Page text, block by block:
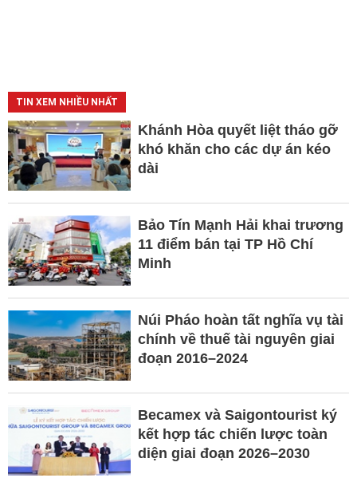
TIN XEM NHIỀU NHẤT
Khánh Hòa quyết liệt tháo gỡ
khó khăn cho các dự án kéo
dài
Bảo Tín Mạnh Hải khai trương
11 điểm bán tại TP Hồ Chí
Minh
Núi Pháo hoàn tất nghĩa vụ tài
chính về thuế tài nguyên giai
đoạn 2016–2024
Becamex và Saigontourist ký
kết hợp tác chiến lược toàn
diện giai đoạn 2026–2030